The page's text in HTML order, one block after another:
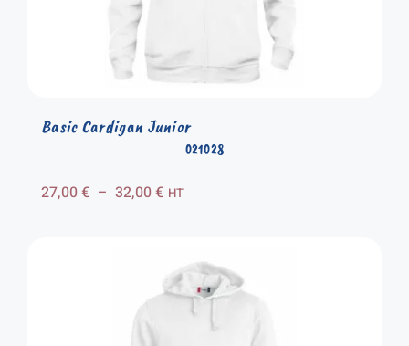
021028
Basic Cardigan Junior
27,00€ – 32,00€Plage
27,00 €
à
32,00 €
HT